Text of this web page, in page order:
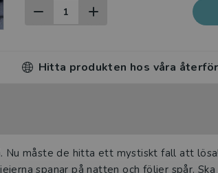
Hitta produkten hos våra
Nu måste de hitta ett mystiskt fall att
spanar på natten och följer spår.